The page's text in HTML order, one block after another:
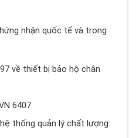
nhận quốc tế và trong
về thiết bị bảo hộ chân
6407
thống quản lý chất lượng